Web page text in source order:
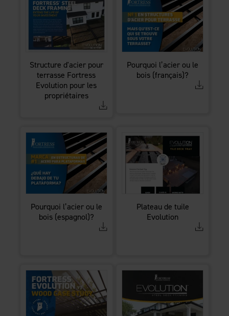
Structure d'acier pour
terrasse Fortress
Evolution pour les
propriétaires
Pourquoi l’acier ou le
bois (français)?​​​​​​​
Pourquoi l’acier ou le
bois (espagnol)?​​​​​​​
Plateau de tuile
Evolution